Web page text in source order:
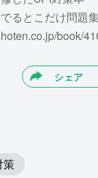
るとこだけ問題
book/
シェア
策